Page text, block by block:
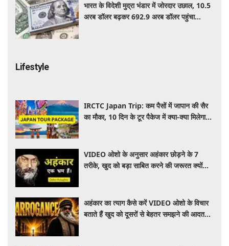
भारत के विदेशी मुद्रा भंडार में जोरदार उछाल, 10.5
अरब डॉलर बढ़कर 692.9 अरब डॉलर पहुंचा
Lifestyle
IRCTC Japan Trip: कम पैसों में जापान की सैर
का मौका, 10 दिन के टूर पैकेज में क्या-क्या मिलेगा?
VIDEO ओशो के अनुसार अहंकार छोड़ने के 7
तरीके, खुद को बड़ा साबित करने की जरूरत क्यों
अहंकार का त्याग कैसे करें VIDEO ओशो के विचार
बताते हैं खुद को दूसरों से बेहतर समझने की आदत